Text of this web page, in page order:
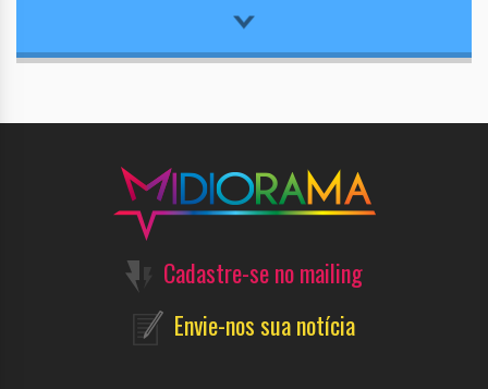
Cadastre-se no mailing
Envie-nos sua notícia